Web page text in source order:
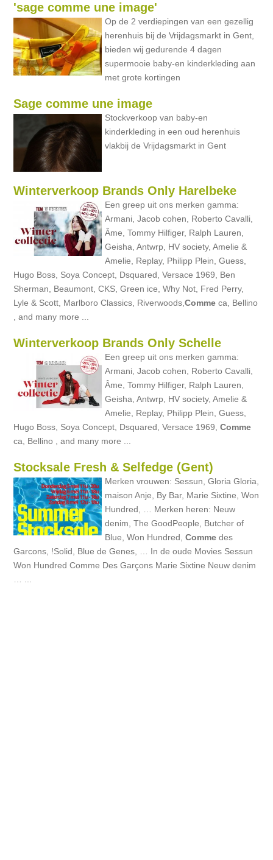
'sage comme une image'
Op de 2 verdiepingen van een gezellig
herenhuis bij de Vrijdagsmarkt in Gent,
bieden wij gedurende 4 dagen
supermooie baby-en kinderkleding aan
met grote kortingen
Sage comme une image
Stockverkoop van baby-en
kinderkleding in een oud herenhuis
vlakbij de Vrijdagsmarkt in Gent
Winterverkoop Brands Only Harelbeke
Een greep uit ons merken gamma:
Armani, Jacob cohen, Roberto Cavalli,
Âme, Tommy Hilfiger, Ralph Lauren,
Geisha, Antwrp, HV society, Amelie &
Amelie, Replay, Philipp Plein, Guess,
Hugo Boss, Soya Concept, Dsquared, Versace 1969, Ben
Sherman, Beaumont, CKS, Green ice, Why Not, Fred Perry,
Lyle & Scott, Marlboro Classics, Riverwoods,Comme ca, Bellino
, and many more ...
Winterverkoop Brands Only Schelle
Een greep uit ons merken gamma:
Armani, Jacob cohen, Roberto Cavalli,
Âme, Tommy Hilfiger, Ralph Lauren,
Geisha, Antwrp, HV society, Amelie &
Amelie, Replay, Philipp Plein, Guess,
Hugo Boss, Soya Concept, Dsquared, Versace 1969,Comme
ca, Bellino , and many more ...
Stocksale Fresh & Selfedge (Gent)
Merken vrouwen: Sessun, Gloria Gloria,
maison Anje, By Bar, Marie Sixtine, Won
Hundred, … Merken heren: Neuw
denim, The GoodPeople, Butcher of
Blue, Won Hundred,Comme des
Garcons, !Solid, Blue de Genes, … In de oude Movies Sessun
Won Hundred Comme Des Garçons Marie Sixtine Neuw denim